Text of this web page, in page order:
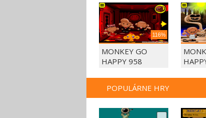
116%
MONKEY GO
HAPPY 958
POPULÁRNE HRY